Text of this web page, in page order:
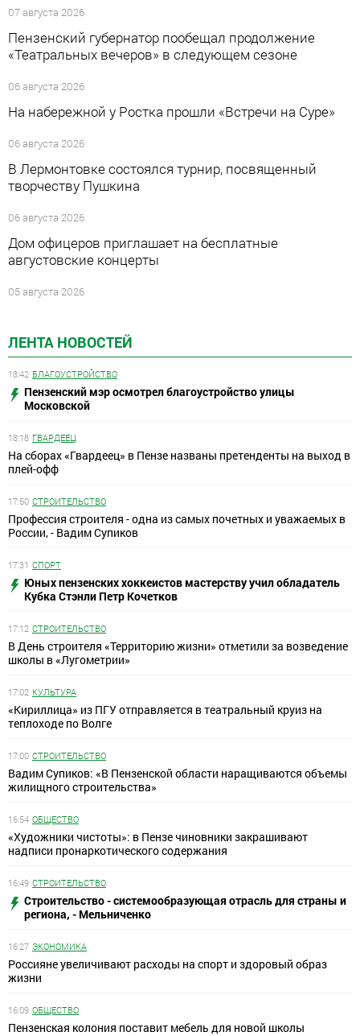
ЛЕНТА НОВОСТЕЙ
18:42 БЛАГОУСТРОЙСТВО
Пензенский мэр осмотрел благоустройство улицы
Московской
18:18 ГВАРДЕЕЦ
На сборах «Гвардеец» в Пензе названы претенденты на выход в
плей-офф
17:50 СТРОИТЕЛЬСТВО
Профессия строителя - одна из самых почетных и уважаемых в
России, - Вадим Супиков
17:31 СПОРТ
Юных пензенских хоккеистов мастерству учил обладатель
Кубка Стэнли Петр Кочетков
17:12 СТРОИТЕЛЬСТВО
В День строителя «Территорию жизни» отметили за возведение
школы в «Лугометрии»
17:02 КУЛЬТУРА
«Кириллица» из ПГУ отправляется в театральный круиз на
теплоходе по Волге
17:00 СТРОИТЕЛЬСТВО
Вадим Супиков: «В Пензенской области наращиваются объемы
жилищного строительства»
16:54 ОБЩЕСТВО
«Художники чистоты»: в Пензе чиновники закрашивают
надписи пронаркотического содержания
16:49 СТРОИТЕЛЬСТВО
Строительство - системообразующая отрасль для страны и
региона, - Мельниченко
16:27 ЭКОНОМИКА
Россияне увеличивают расходы на спорт и здоровый образ
жизни
16:09 ОБЩЕСТВО
Пензенская колония поставит мебель для новой школы
07 августа 2026
Пензенский губернатор пообещал продолжение
«Театральных вечеров» в следующем сезоне
06 августа 2026
На набережной у Ростка прошли «Встречи на Суре»
06 августа 2026
В Лермонтовке состоялся турнир, посвященный
творчеству Пушкина
06 августа 2026
Дом офицеров приглашает на бесплатные
августовские концерты
05 августа 2026